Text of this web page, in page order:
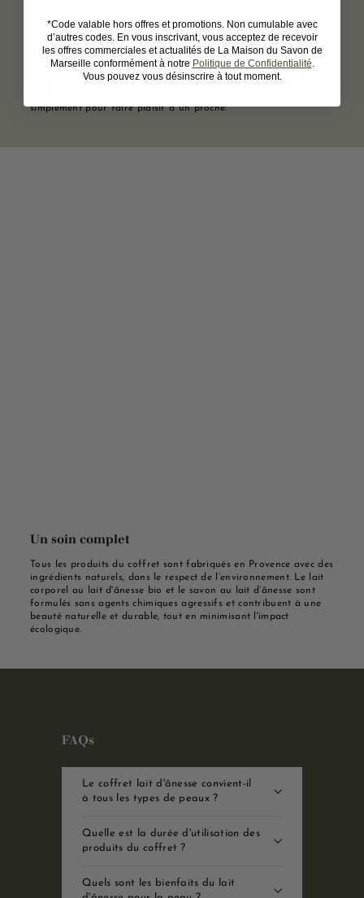
Un cadeau authentique
Le coffret bien-être lait d'ânesse est le cadeau idéal pour ceux
qui cherchent à offrir un soin naturel et authentique. Présenté
dans une élégante boîte cadeau aux dessins provençales, ce
simplement pour faire plaisir à un proche.
Un soin complet
Tous les produits du coffret sont fabriqués en Provence avec des
ingrédients naturels, dans le respect de l’environnement. Le lait
corporel au lait d'ânesse bio et le savon au lait d’ânesse sont
formulés sans agents chimiques agressifs et contribuent à une
beauté naturelle et durable, tout en minimisant l'impact
écologique.
FAQs
Le coffret lait d'ânesse convient-il
à tous les types de peaux ?
Quelle est la durée d'utilisation des
produits du coffret ?
Quels sont les bienfaits du lait
*Code valable hors offres et promotions. Non cumulable avec
d’autres codes. En vous inscrivant, vous acceptez de recevoir
les offres commerciales et actualités de La Maison du Savon de
Marseille conformément à notre Politique de Confidentialité.
Vous pouvez vous désinscrire à tout moment.